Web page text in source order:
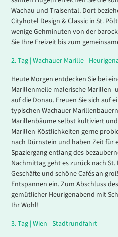
Wachau und Traisental. Dort
Cityhotel Design & Classic in St.
wenige Gehminuten von der
Sie Ihre Freizeit bis zum
2.Tag | Wachauer Marille -
Heute Morgen entdecken Sie bei
Marillenmeile malerische Marillen-
auf die Donau. Freuen Sie sich auf
typischen Wachauer
Marillenbäume selbst kultiviert
Marillen-Köstlichkeiten gerne
nach Dürnstein und haben Zeit für
Spaziergang entlang des
Nachmittag geht es zurück nach
Geschäfte und schöne Cafés an
Entspannen ein. Zum Abschluss
gemütlicher Heurigenabend mit
Ihr Wohl!
3.Tag | Wien - Stadtrundfahrt